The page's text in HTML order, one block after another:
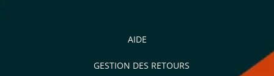
AIDE
GESTION DES RETOURS